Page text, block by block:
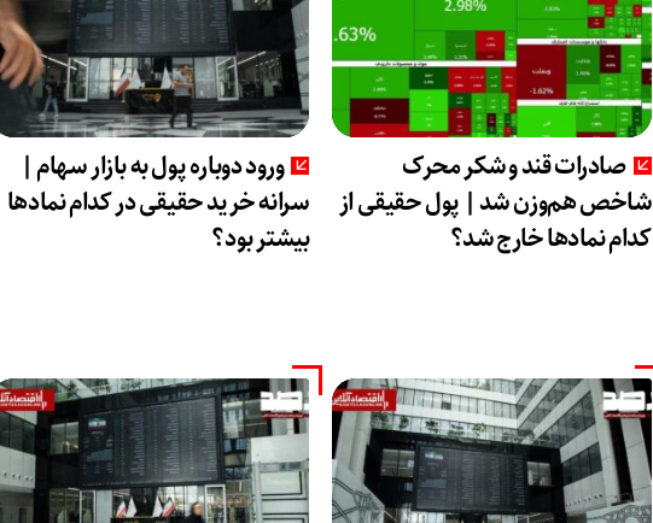
صادرات قند و شکر محرک
شاخص هم‌وزن شد | پول حقیقی از
کدام نماد‌ها خارج شد؟
ورود دوباره پول به بازار سهام |
سرانه خرید حقیقی در کدام نماد‌ها
بیشتر بود؟